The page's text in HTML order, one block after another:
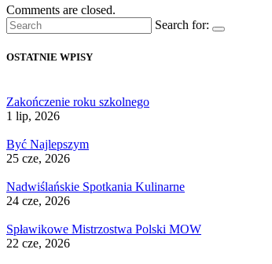
Comments are closed.
Search for:
OSTATNIE WPISY
Zakończenie roku szkolnego
1 lip, 2026
Być Najlepszym
25 cze, 2026
Nadwiślańskie Spotkania Kulinarne
24 cze, 2026
Spławikowe Mistrzostwa Polski MOW
22 cze, 2026